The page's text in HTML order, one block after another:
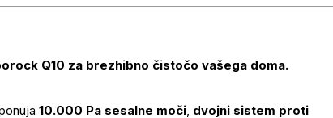
Q10 za brezhibno čistočo vašega doma.
10.000 Pa sesalne moči, dvojni sistem proti